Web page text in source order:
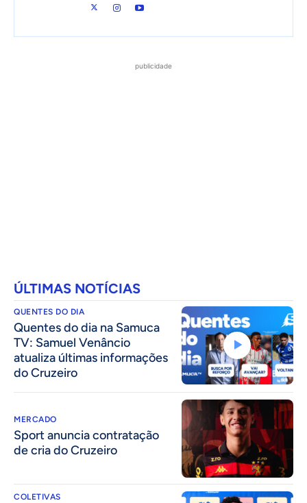
publicidade
ÚLTIMAS NOTÍCIAS
QUENTES DO DIA
Quentes do dia na Samuca
TV: Samuel Venâncio
atualiza últimas informações
do Cruzeiro
MERCADO
Sport anuncia contratação
de cria do Cruzeiro
COLETIVAS